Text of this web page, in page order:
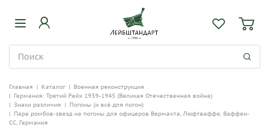
Главная | Каталог | Военная реконструкция
| Германия: Третий Рейх 1939-1945 (Великая Отечественная война)
| Знаки различия | Погоны (и всё для погон)
| Пара ромбов-звезд на погоны для офицеров Вермахта, Люфтваффе, Ваффен-
СС, Германия